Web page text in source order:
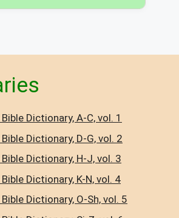
Dictionary, A-C, vol. 1
Dictionary, D-G, vol. 2
Dictionary, H-J, vol. 3
Dictionary, K-N, vol. 4
Dictionary, O-Sh, vol. 5